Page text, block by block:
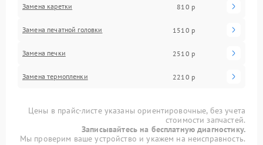
Замена каретки 810 р
Замена печатной головки 1510 р
Замена печки 2510 р
Замена термопленки 2210 р
Цены в прайс-листе указаны ориентировочные, без учета
стоимости запчастей.
Записывайтесь на бесплатную диагностику.
Мы проверим ваше устройство и укажем на неисправность.